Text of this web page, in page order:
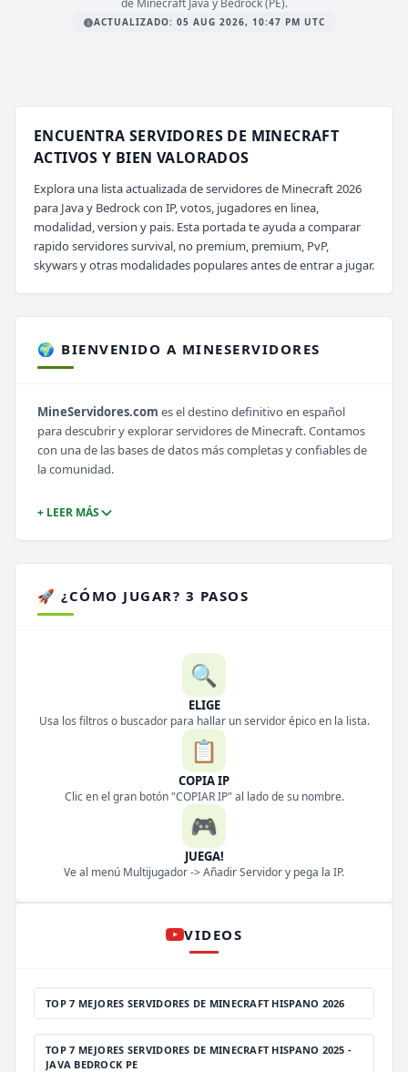
de Minecraft Java y Bedrock (PE).
ACTUALIZADO: 05 AUG 2026, 10:47 PM UTC
ENCUENTRA SERVIDORES DE MINECRAFT
ACTIVOS Y BIEN VALORADOS
Explora una lista actualizada de servidores de Minecraft 2026
para Java y Bedrock con IP, votos, jugadores en linea,
modalidad, version y pais. Esta portada te ayuda a comparar
rapido servidores survival, no premium, premium, PvP,
skywars y otras modalidades populares antes de entrar a jugar.
🌍 BIENVENIDO A MINESERVIDORES
MineServidores.com es el destino definitivo en español
para descubrir y explorar servidores de Minecraft. Contamos
con una de las bases de datos más completas y confiables de
la comunidad.
+ LEER MÁS
🚀 ¿CÓMO JUGAR? 3 PASOS
🔍
ELIGE
Usa los filtros o buscador para hallar un servidor épico en la lista.
📋
COPIA IP
Clic en el gran botón "COPIAR IP" al lado de su nombre.
🎮
JUEGA!
Ve al menú Multijugador -> Añadir Servidor y pega la IP.
VIDEOS
TOP 7 MEJORES SERVIDORES DE MINECRAFT HISPANO 2026
TOP 7 MEJORES SERVIDORES DE MINECRAFT HISPANO 2025 -
JAVA BEDROCK PE